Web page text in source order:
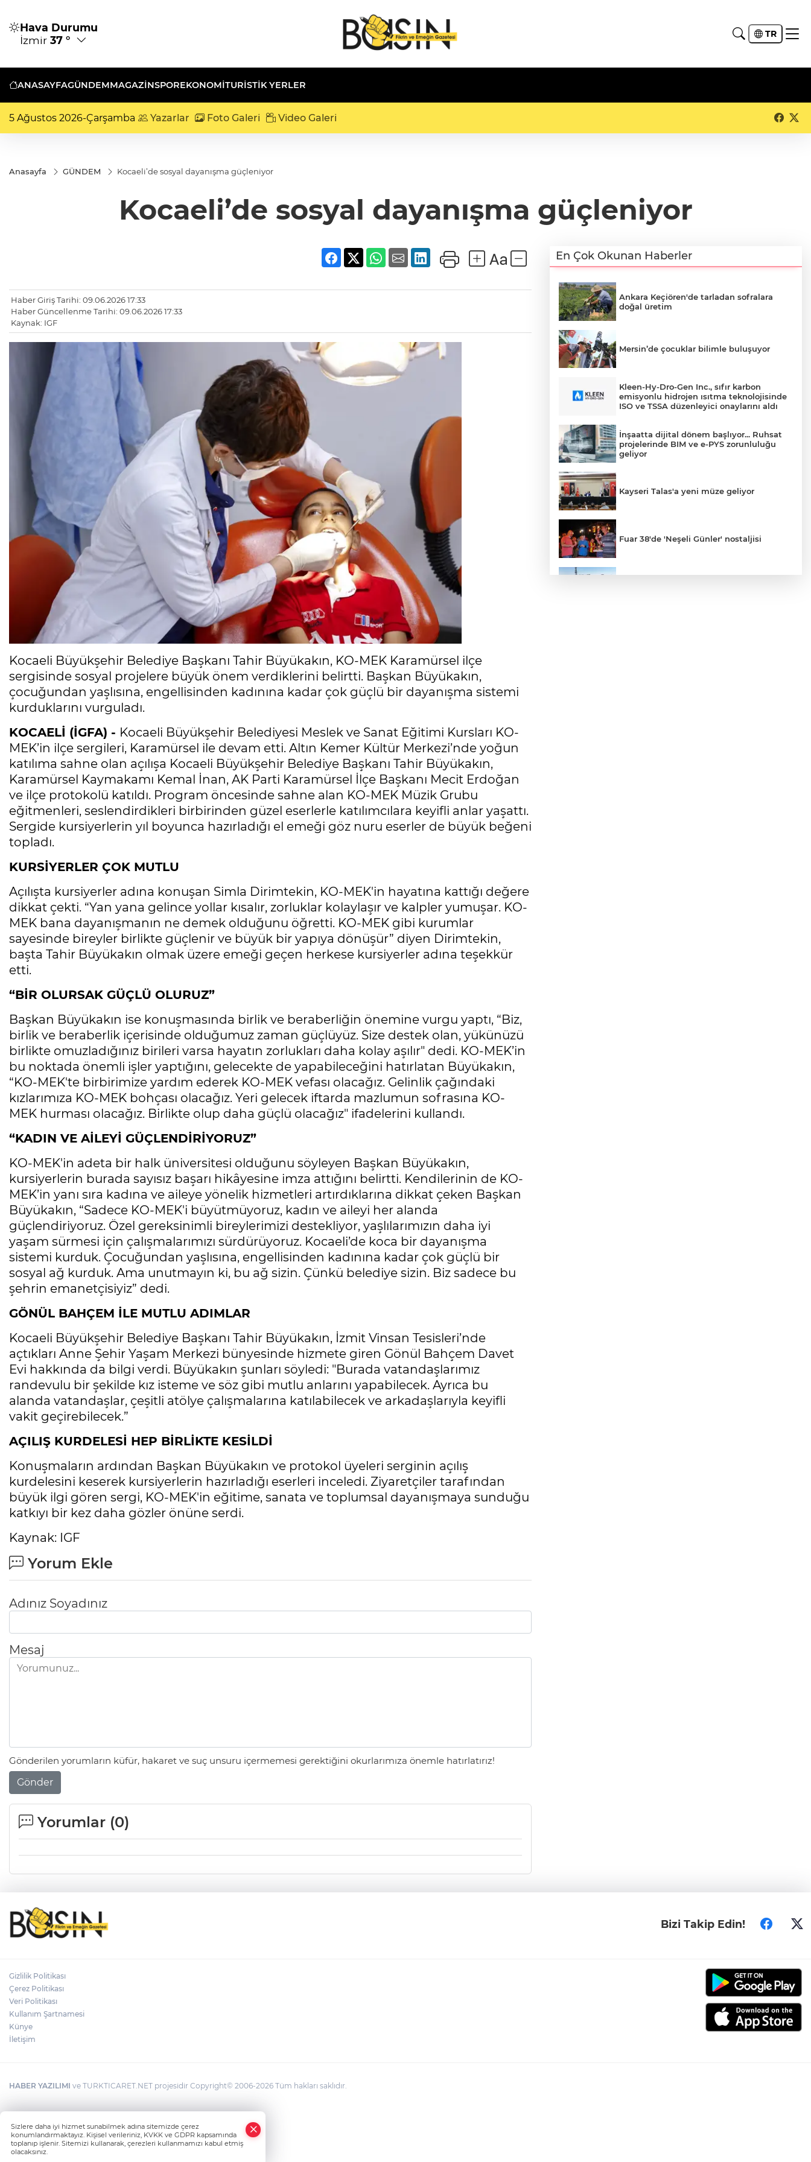
Hava Durumu
İzmir 37 ° TR
ANASAYFAGÜNDEMMAGAZİNSPOREKONOMİTURISTIK YERLER
5 Ağustos 2026-Çarşamba Yazarlar Foto Galeri Video Galeri
Anasayfa GÜNDEM Kocaeli’de sosyal dayanışma güçleniyor
Kocaeli’de sosyal dayanışma güçleniyor
Haber Giriş Tarihi: 09.06.2026 17:33
Haber Güncellenme Tarihi: 09.06.2026 17:33
Kaynak: IGF
Kocaeli Büyükşehir Belediye Başkanı Tahir Büyükakın, KO-MEK Karamürsel ilçe
sergisinde sosyal projelere büyük önem verdiklerini belirtti. Başkan Büyükakın,
çocuğundan yaşlısına, engellisinden kadınına kadar çok güçlü bir dayanışma sistemi
kurduklarını vurguladı.
KOCAELİ (İGFA) - Kocaeli Büyükşehir Belediyesi Meslek ve Sanat Eğitimi Kursları KO-
MEK’in ilçe sergileri, Karamürsel ile devam etti. Altın Kemer Kültür Merkezi’nde yoğun
katılıma sahne olan açılışa Kocaeli Büyükşehir Belediye Başkanı Tahir Büyükakın,
Karamürsel Kaymakamı Kemal İnan, AK Parti Karamürsel İlçe Başkanı Mecit Erdoğan
ve ilçe protokolü katıldı. Program öncesinde sahne alan KO-MEK Müzik Grubu
eğitmenleri, seslendirdikleri birbirinden güzel eserlerle katılımcılara keyifli anlar yaşattı.
Sergide kursiyerlerin yıl boyunca hazırladığı el emeği göz nuru eserler de büyük beğeni
topladı.
KURSİYERLER ÇOK MUTLU
Açılışta kursiyerler adına konuşan Simla Dirimtekin, KO-MEK'in hayatına kattığı değere
dikkat çekti. “Yan yana gelince yollar kısalır, zorluklar kolaylaşır ve kalpler yumuşar. KO-
MEK bana dayanışmanın ne demek olduğunu öğretti. KO-MEK gibi kurumlar
sayesinde bireyler birlikte güçlenir ve büyük bir yapıya dönüşür” diyen Dirimtekin,
başta Tahir Büyükakın olmak üzere emeği geçen herkese kursiyerler adına teşekkür
etti.
“BİR OLURSAK GÜÇLÜ OLURUZ”
Başkan Büyükakın ise konuşmasında birlik ve beraberliğin önemine vurgu yaptı, “Biz,
birlik ve beraberlik içerisinde olduğumuz zaman güçlüyüz. Size destek olan, yükünüzü
birlikte omuzladığınız birileri varsa hayatın zorlukları daha kolay aşılır" dedi. KO-MEK’in
bu noktada önemli işler yaptığını, gelecekte de yapabileceğini hatırlatan Büyükakın,
“KO-MEK'te birbirimize yardım ederek KO-MEK vefası olacağız. Gelinlik çağındaki
kızlarımıza KO-MEK bohçası olacağız. Yeri gelecek iftarda mazlumun sofrasına KO-
MEK hurması olacağız. Birlikte olup daha güçlü olacağız" ifadelerini kullandı.
“KADIN VE AİLEYİ GÜÇLENDİRİYORUZ”
KO-MEK'in adeta bir halk üniversitesi olduğunu söyleyen Başkan Büyükakın,
kursiyerlerin burada sayısız başarı hikâyesine imza attığını belirtti. Kendilerinin de KO-
MEK’in yanı sıra kadına ve aileye yönelik hizmetleri artırdıklarına dikkat çeken Başkan
Büyükakın, “Sadece KO-MEK'i büyütmüyoruz, kadın ve aileyi her alanda
güçlendiriyoruz. Özel gereksinimli bireylerimizi destekliyor, yaşlılarımızın daha iyi
yaşam sürmesi için çalışmalarımızı sürdürüyoruz. Kocaeli’de koca bir dayanışma
sistemi kurduk. Çocuğundan yaşlısına, engellisinden kadınına kadar çok güçlü bir
sosyal ağ kurduk. Ama unutmayın ki, bu ağ sizin. Çünkü belediye sizin. Biz sadece bu
şehrin emanetçisiyiz” dedi.
GÖNÜL BAHÇEM İLE MUTLU ADIMLAR
Kocaeli Büyükşehir Belediye Başkanı Tahir Büyükakın, İzmit Vinsan Tesisleri’nde
açtıkları Anne Şehir Yaşam Merkezi bünyesinde hizmete giren Gönül Bahçem Davet
Evi hakkında da bilgi verdi. Büyükakın şunları söyledi: "Burada vatandaşlarımız
randevulu bir şekilde kız isteme ve söz gibi mutlu anlarını yapabilecek. Ayrıca bu
alanda vatandaşlar, çeşitli atölye çalışmalarına katılabilecek ve arkadaşlarıyla keyifli
vakit geçirebilecek.”
AÇILIŞ KURDELESİ HEP BİRLİKTE KESİLDİ
Konuşmaların ardından Başkan Büyükakın ve protokol üyeleri serginin açılış
kurdelesini keserek kursiyerlerin hazırladığı eserleri inceledi. Ziyaretçiler tarafından
büyük ilgi gören sergi, KO-MEK'in eğitime, sanata ve toplumsal dayanışmaya sunduğu
katkıyı bir kez daha gözler önüne serdi.
Kaynak: IGF
Yorum Ekle
Adınız Soyadınız
Mesaj
Gönderilen yorumların küfür, hakaret ve suç unsuru içermemesi gerektiğini okurlarımıza önemle hatırlatırız!
Gönder
Yorumlar (0)
En Çok Okunan Haberler
Ankara Keçiören'de tarladan sofralara
doğal üretim
Mersin’de çocuklar bilimle buluşuyor
Kleen-Hy-Dro-Gen Inc., sıfır karbon
emisyonlu hidrojen ısıtma teknolojisinde
ISO ve TSSA düzenleyici onaylarını aldı
İnşaatta dijital dönem başlıyor... Ruhsat
projelerinde BIM ve e-PYS zorunluluğu
geliyor
Kayseri Talas'a yeni müze geliyor
Fuar 38'de 'Neşeli Günler' nostaljisi
Bizi Takip Edin!
Gizlilik Politikası
Çerez Politikası
Veri Politikası
Kullanım Şartnamesi
Künye
İletişim
HABER YAZILIMI ve TURKTICARET.NET projesidir Copyright© 2006-2026 Tüm hakları saklıdır.
Sizlere daha iyi hizmet sunabilmek adına sitemizde çerez
konumlandırmaktayız. Kişisel verileriniz, KVKK ve GDPR kapsamında
toplanıp işlenir. Sitemizi kullanarak, çerezleri kullanmamızı kabul etmiş
olacaksınız.